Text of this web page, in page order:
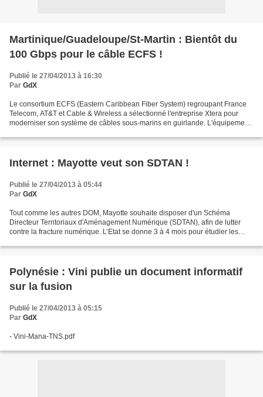
Martinique/Guadeloupe/St-Martin : Bientôt du
100 Gbps pour le câble ECFS !
Publié le 27/04/2013 à 16:30
Par GdX
Le consortium ECFS (Eastern Caribbean Fiber System) regroupant France
Telecom, AT&T et Cable & Wireless a sélectionné l'entreprise Xtera pour
moderniser son système de câbles sous-marins en guirlande. L'équipement
Internet : Mayotte veut son SDTAN !
Publié le 27/04/2013 à 05:44
Par GdX
Tout comme les autres DOM, Mayotte souhaite disposer d'un Schéma
Directeur Territoriaux d'Aménagement Numérique (SDTAN), afin de lutter
contre la fracture numérique. L’Etat se donne 3 à 4 mois pour étudier les
Polynésie : Vini publie un document informatif
sur la fusion
Publié le 27/04/2013 à 05:15
Par GdX
- Vini-Mana-TNS.pdf